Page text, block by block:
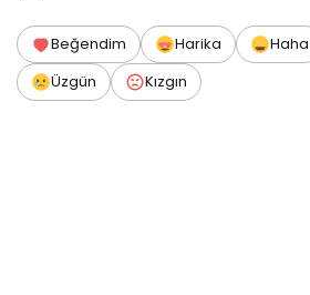
Beğendim Harika Haha
Üzgün
Kızgın